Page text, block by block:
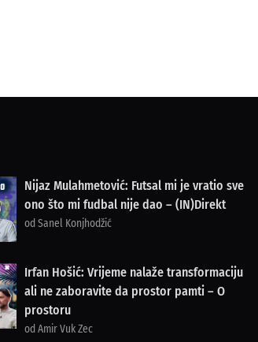
Nijaz Mulahmetović: Futsal mi je vratio sve
ono što mi fudbal nije dao – (IN)Direkt
od Sanel Konjhodžić
Irfan Hošić: Vrijeme nalaže transformaciju
ali ne zaboravite da prostor pamti – O
prostoru
od Amir Vuk Zec